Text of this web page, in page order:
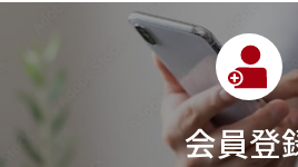
390DUKE390アドベンチ
3気筒エンジン
3気筒クロスプレーン3点
3輪スポーツバイク400
400ccアメリカン400ア
会員登